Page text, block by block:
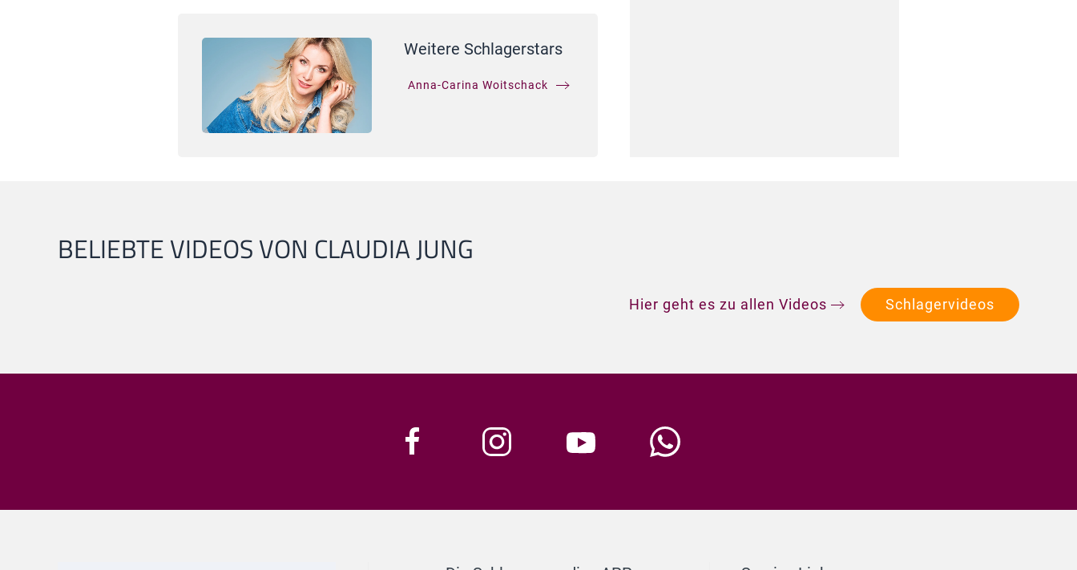
Weitere Schlagerstars
Anna-Carina Woitschack
BELIEBTE VIDEOS VON CLAUDIA JUNG
Hier geht es zu allen Videos Schlagervideos